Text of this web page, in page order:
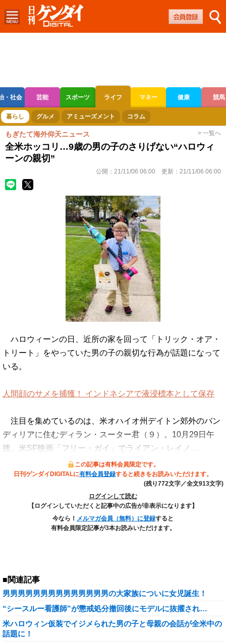
・社会 芸能 スポーツ ライフ マネー 健康 競馬
ボートレース 競輪 オートレース
暮らし グルメ アミューズメント コラム
もぎたて海外仰天ニュース > 一覧へ
全米ホッコリ…9歳の男の子のさりげない“ハロウィ
ーンの親切”
公開： 21/11/06 06:00 更新： 21/11/06 06:00
ハロウィーンの日、近所の家を回って「トリック・オア・
トリート」をやっていた男の子の親切な行為が話題になって
いる。
人間顔のサメを捕獲！ インドネシアで液浸標本として保存
注目を集めているのは、米オハイオ州デイトン郊外のバン
ディリアに住むディラン・スーター君（９）。10月29日午
後、米SF映画「フリー・ガイ」でライアン・レイノ…
この記事は有料会員限定です。
日刊ゲンダイDIGITALに有料会員登録すると続きをお読みいただけます。
(残り772文字／全文913文字)
ログインして読む
【ログインしていただくと記事中の広告が非表示になります】
今なら！ メルマガ会員（無料）に登録すると
有料会員限定記事が3本お読みいただけます。
■関連記事
男男男男男男男男男男男男男男の大家族についに女児誕生！
“シースルー看護師”が懲戒処分撤回後にモデルに抜擢され…
米ハロウィン仮装でイジメられた男の子と母親の会話が全米中の
話題に！